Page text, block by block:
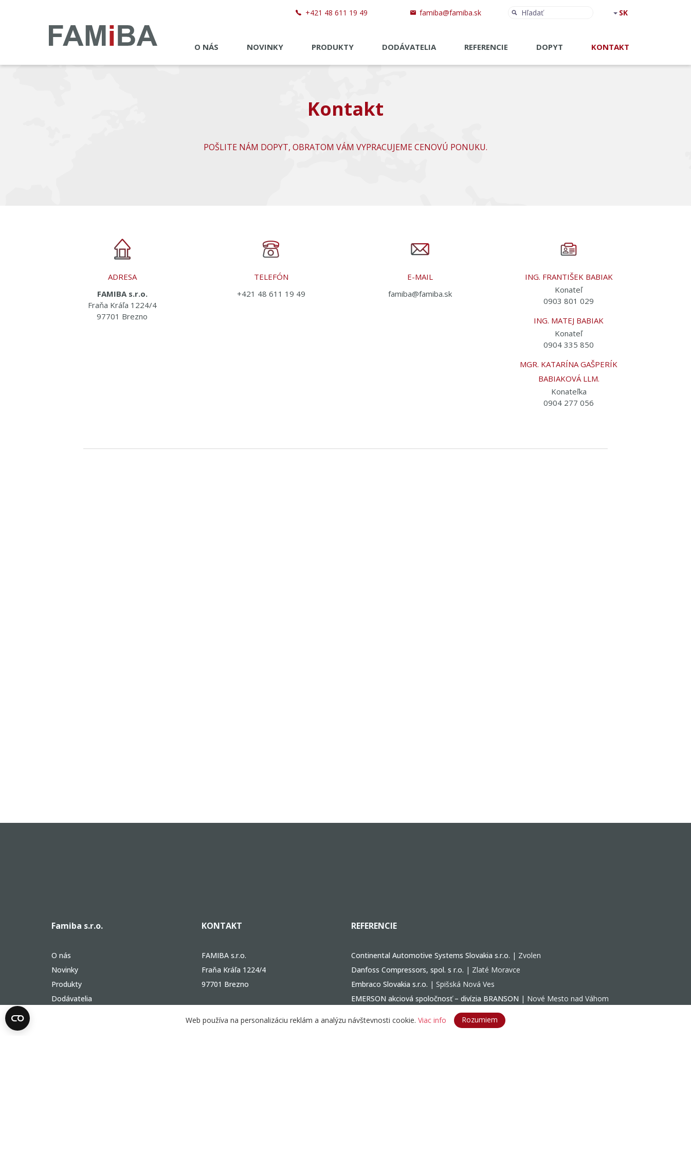
Web používa na personalizáciu reklám a analýzu návštevnosti cookie. Viac info Rozumiem
+421 48 611 19 49 famiba@famiba.sk Hľadať:
Hľadať
O NÁS NOVINKY PRODUKTY DODÁVATELIA REFERENCIE DOPYT KONTAKT
Kontakt
POŠLITE NÁM DOPYT, OBRATOM VÁM VYPRACUJEME CENOVÚ PONUKU.
ADRESA
FAMIBA s.r.o.
Fraňa Kráľa 1224/4
97701 Brezno
TELEFÓN
+421 48 611 19 49
E-MAIL
famiba@famiba.sk
ING. FRANTIŠEK BABIAK
Konateľ
0903 801 029
ING. MATEJ BABIAK
Konateľ
0904 335 850
MGR. KATARÍNA GAŠPERÍK
BABIAKOVÁ LLM.
Konateľka
0904 277 056
Famiba s.r.o.
O nás
Novinky
Produkty
Dodávatelia
KONTAKT
FAMIBA s.r.o.
Fraňa Kráľa 1224/4
97701 Brezno
+421 48 611 26 26
REFERENCIE
Continental Automotive Systems Slovakia s.r.o. | Zvolen
Danfoss Compressors, spol. s r.o. | Zlaté Moravce
Embraco Slovakia s.r.o. | Spišská Nová Ves
EMERSON akciová spoločnosť – divízia BRANSON | Nové Mesto nad Váhom
| závody Bratislava a Martin
| Trnava